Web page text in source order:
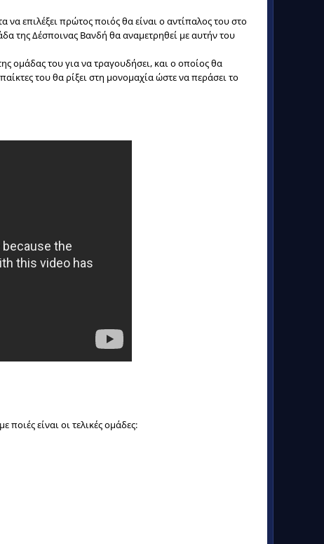
επιλέξει πρώτος ποιός θα είναι ο αντίπαλος του στο
της Δέσποινας Βανδή θα αναμετρηθεί με αυτήν του
ομάδας του για να τραγουδήσει, και ο οποίος θα
του θα ρίξει στη μονομαχία ώστε να περάσει το
είναι οι τελικές ομάδες: